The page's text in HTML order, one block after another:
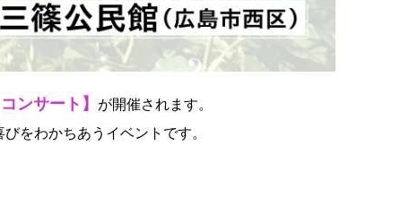
ンサート】
が開催されます。
をわかちあうイベントです。